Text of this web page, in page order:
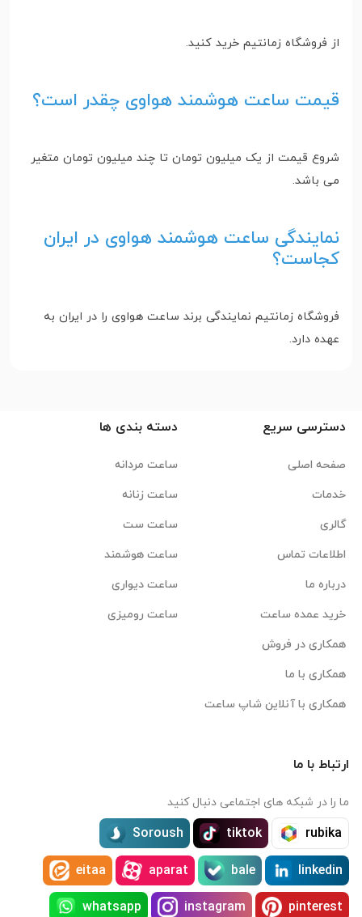
از فروشگاه زمانتیم خرید کنید.
قیمت ساعت هوشمند هواوی چقدر است؟
شروع قیمت از یک میلیون تومان تا چند میلیون تومان متغیر
می باشد.
نمایندگی ساعت هوشمند هواوی در ایران
کجاست؟
فروشگاه زمانتیم نمایندگی برند ساعت هواوی را در ایران به
عهده دارد.
دسترسی سریع
صفحه اصلی
خدمات
گالری
اطلاعات تماس
درباره ما
خرید عمده ساعت
همکاری در فروش
همکاری با ما
همکاری با آنلاین شاپ ساعت
دسته بندی ها
ساعت مردانه
ساعت زنانه
ساعت ست
ساعت هوشمند
ساعت دیواری
ساعت رومیزی
ارتباط با ما
ما را در شبکه های اجتماعی دنبال کنید
rubika
tiktok
Soroush
linkedin
bale
aparat
eitaa
pinterest
instagram
whatsapp